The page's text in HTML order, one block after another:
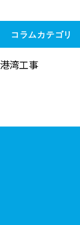
コラムカテゴリ
港湾工事